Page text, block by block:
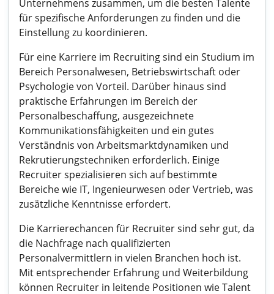
Unternehmens zusammen, um die besten Talente
für spezifische Anforderungen zu finden und die
Einstellung zu koordinieren.
Für eine Karriere im Recruiting sind ein Studium im
Bereich Personalwesen, Betriebswirtschaft oder
Psychologie von Vorteil. Darüber hinaus sind
praktische Erfahrungen im Bereich der
Personalbeschaffung, ausgezeichnete
Kommunikationsfähigkeiten und ein gutes
Verständnis von Arbeitsmarktdynamiken und
Rekrutierungstechniken erforderlich. Einige
Recruiter spezialisieren sich auf bestimmte
Bereiche wie IT, Ingenieurwesen oder Vertrieb, was
zusätzliche Kenntnisse erfordert.
Die Karrierechancen für Recruiter sind sehr gut, da
die Nachfrage nach qualifizierten
Personalvermittlern in vielen Branchen hoch ist.
Mit entsprechender Erfahrung und Weiterbildung
können Recruiter in leitende Positionen wie Talent